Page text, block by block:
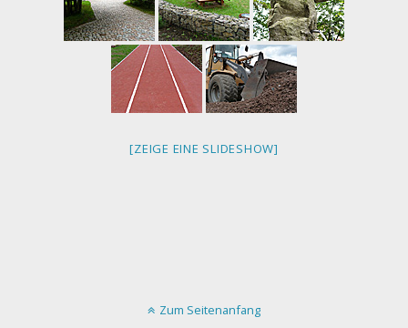
[ZEIGE EINE SLIDESHOW]
Zum Seitenanfang